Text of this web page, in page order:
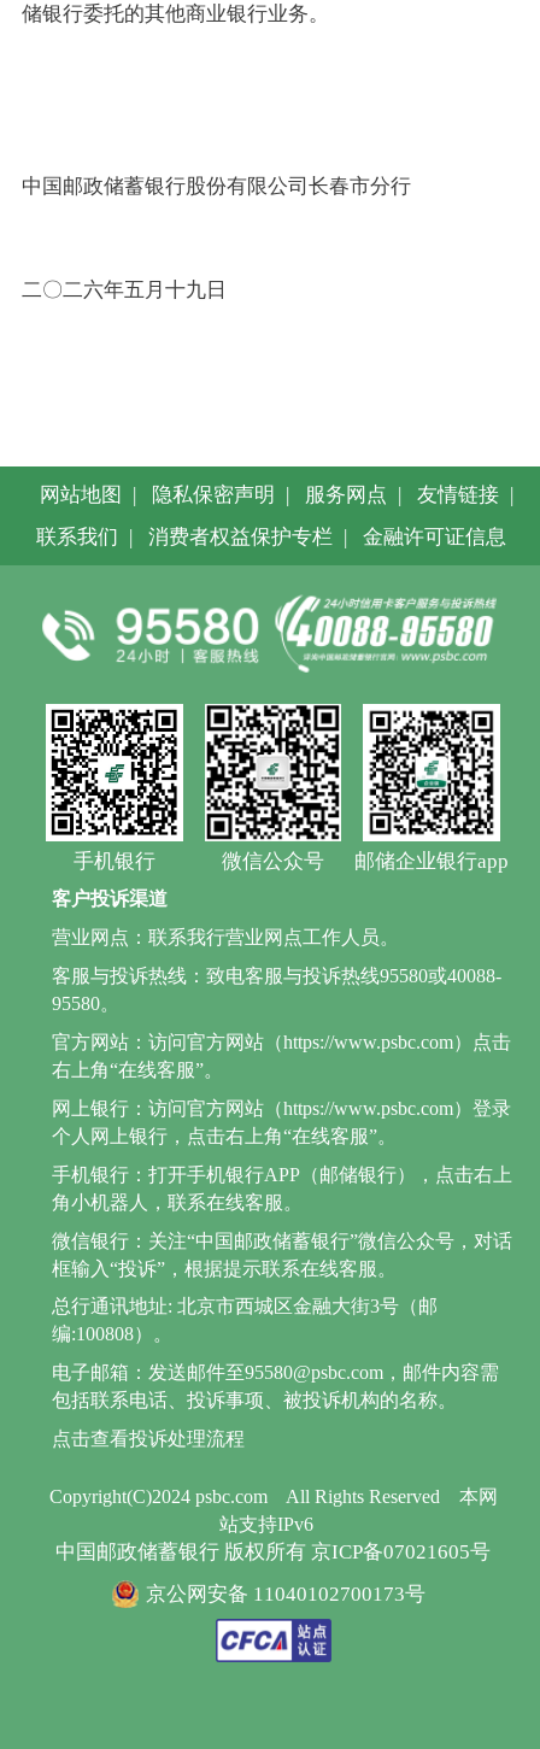
储银行委托的其他商业银行业务。
中国邮政储蓄银行股份有限公司长春市分行
二〇二六年五月十九日
网站地图 隐私保密声明 服务网点 友情链接
联系我们
消费者权益保护专栏 金融许可证信息
手机银行 微信公众号 邮储企业银行app
Copyright(C)2024 psbc.com All Rights Reserved
本网
站支持IPv6
中国邮政储蓄银行 版权所有 京ICP备07021605号
京公网安备 11040102700173号
客户投诉渠道
营业网点：联系我行营业网点工作人员。
客服与投诉热线：致电客服与投诉热线95580或40088-
95580。
官方网站：访问官方网站（https://www.psbc.com）点击
右上角“在线客服”。
网上银行：访问官方网站（https://www.psbc.com）登录
个人网上银行，点击右上角“在线客服”。
手机银行：打开手机银行APP（邮储银行），点击右上
角小机器人，联系在线客服。
微信银行：关注“中国邮政储蓄银行”微信公众号，对话
框输入“投诉”，根据提示联系在线客服。
总行通讯地址: 北京市西城区金融大街3号（邮
编:100808）。
电子邮箱：发送邮件至95580@psbc.com，邮件内容需
包括联系电话、投诉事项、被投诉机构的名称。
点击查看投诉处理流程